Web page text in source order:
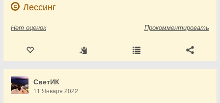
Лессинг
Нет оценок Прокомментировать
СветИК
11 Января 2022